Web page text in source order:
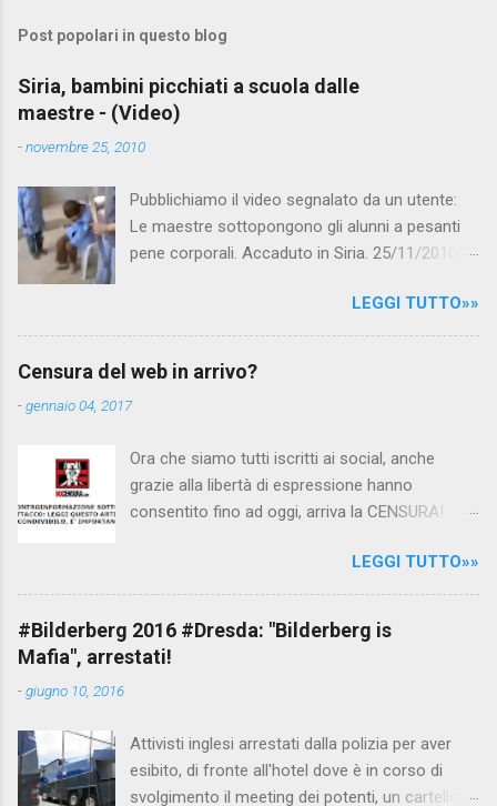
i
Post popolari in questo blog
Siria, bambini picchiati a scuola dalle
maestre - (Video)
-novembre 25, 2010
Pubblichiamo il video segnalato da un utente:
Le maestre sottopongono gli alunni a pesanti
pene corporali. Accaduto in Siria. 25/11/2010
Canale 5 "Forum" si è interessato al caso,
interpellando prontamente l'ambasciata siriana,
per fare luce sulla vicenda: è emerso che il
scuola. LEGGI IL SERVIZIO . staff
nocensura.com Condividi su Facebook
LEGGI TUTTO»»
Censura del web in arrivo?
-gennaio 04, 2017
Ora che siamo tutti iscritti ai social, anche
grazie alla libertà di espressione hanno
consentito fino ad oggi, arriva la CENSURA!
politica rispediti al mittente dai cittadini - perché
censurare avrebbe fatto perdere troppi
consensi ai vari governi - la CENSURA potrebbe
arrivare dall'Antitrust, ovvero l' Autorità garante
governo non c'è più Matteo Renzi ma il buon
Renziloni , controfigura di Renzi messo li per
LEGGI TUTTO»»
#Bilderberg 2016 #Dresda: "Bilderberg is
Mafia", arrestati!
-giugno 10, 2016
Attivisti inglesi arrestati dalla polizia per aver
esibito, di fronte all'hotel dove è in corso di
svolgimento il meeting dei potenti, un cartellone